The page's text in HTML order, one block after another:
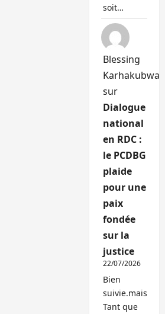
soit…
Blessing
Karhakubwa
sur
Dialogue
national
en RDC :
le PCDBG
plaide
pour une
paix
fondée
sur la
justice
22/07/2026
Bien
suivie.mais
Tant que